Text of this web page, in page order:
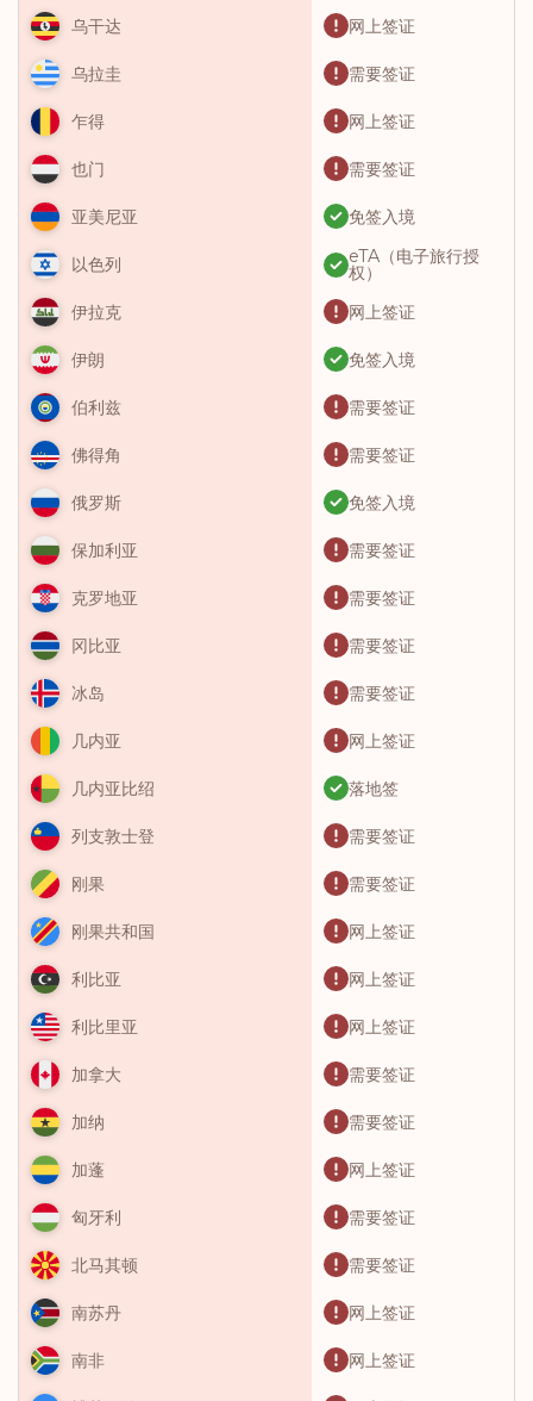
乌干达 网上签证
乌拉圭 需要签证
乍得 网上签证
也门 需要签证
亚美尼亚 免签入境
以色列 eTA（电子旅行授
权）
伊拉克
网上签证
伊朗 免签入境
伯利兹 需要签证
佛得角 需要签证
俄罗斯 免签入境
保加利亚 需要签证
克罗地亚 需要签证
冈比亚 需要签证
冰岛 需要签证
几内亚 网上签证
几内亚比绍 落地签
列支敦士登 需要签证
刚果 需要签证
刚果共和国 网上签证
利比亚 网上签证
利比里亚 网上签证
加拿大 需要签证
加纳 需要签证
加蓬 网上签证
匈牙利 需要签证
北马其顿 需要签证
南苏丹 网上签证
南非 网上签证